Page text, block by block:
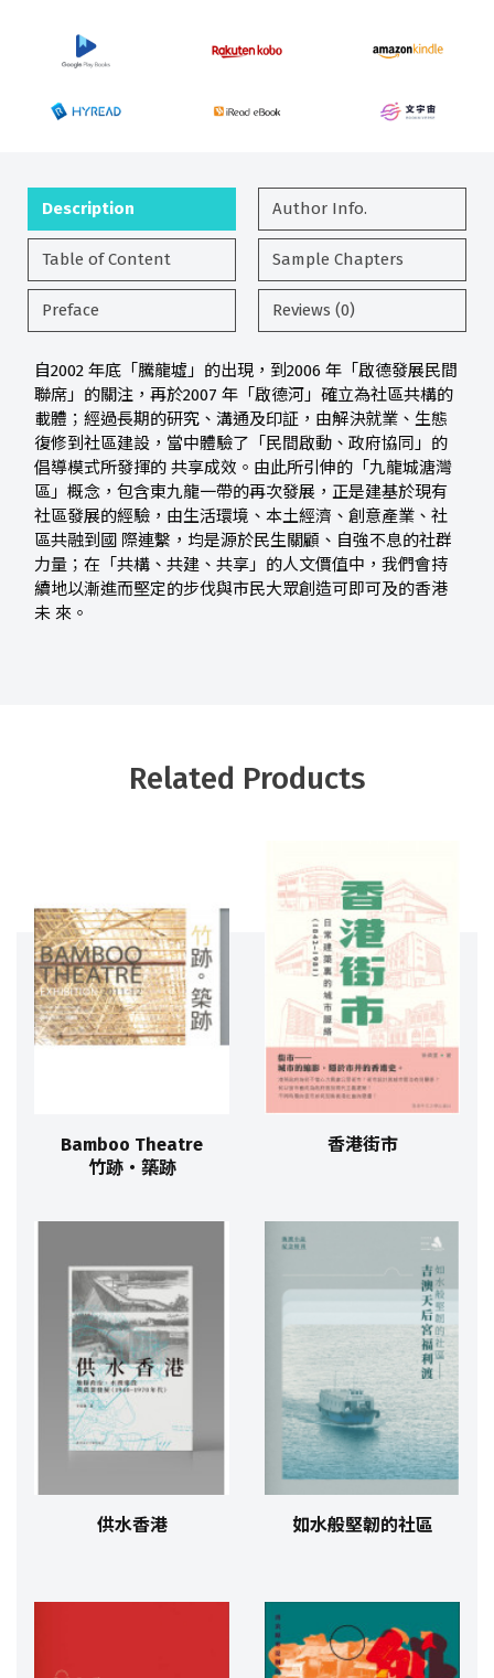
Description Author Info.
Table of Content Sample Chapters
Preface Reviews (0)
自2002 年底「騰龍墟」的出現，到2006 年「啟德發展民間
聯席」的關注，再於2007 年「啟德河」確立為社區共構的
載體；經過長期的研究、溝通及印証，由解決就業、生態
復修到社區建設，當中體驗了「民間啟動、政府協同」的
倡導模式所發揮的 共享成效。由此所引伸的「九龍城溏灣
區」概念，包含東九龍一帶的再次發展，正是建基於現有
社區發展的經驗，由生活環境、本土經濟、創意產業、社
區共融到國 際連繫，均是源於民生關顧、自強不息的社群
力量；在「共構、共建、共享」的人文價值中，我們會持
續地以漸進而堅定的步伐與市民大眾創造可即可及的香港
未 來。
Related Products
Bamboo Theatre
竹跡‧築跡
香港街市
供水香港 如水般堅韌的社區